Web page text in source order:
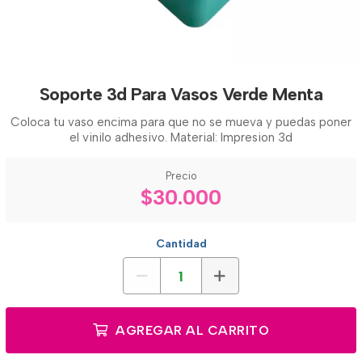
Soporte 3d Para Vasos Verde Menta
Coloca tu vaso encima para que no se mueva y puedas poner
el vinilo adhesivo. Material: Impresion 3d
Precio
$30.000
Cantidad
AGREGAR AL CARRITO